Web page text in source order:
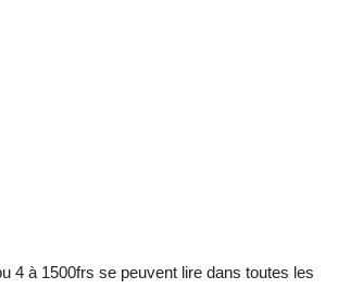
4 à 1500frs se peuvent lire dans toutes les